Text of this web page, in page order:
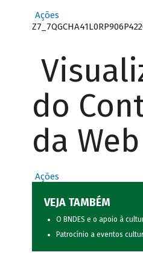
Ações
do
da Web
Ações
VEJA TAMBÉM
O BNDES e o apoio à
Patrocínio a eventos